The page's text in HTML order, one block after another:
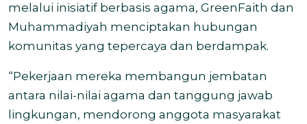
melalui inisiatif berbasis agama, GreenFaith dan
Muhammadiyah menciptakan hubungan
komunitas yang tepercaya dan berdampak.
“Pekerjaan mereka membangun jembatan
antara nilai-nilai agama dan tanggung jawab
lingkungan, mendorong anggota masyarakat